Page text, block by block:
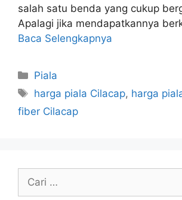
salah satu benda yang cukup
Apalagi jika mendapatkannya
Baca Selengkapnya
Kategori
Piala
Tag
harga piala Cilacap, harga
fiber Cilacap
untuk: